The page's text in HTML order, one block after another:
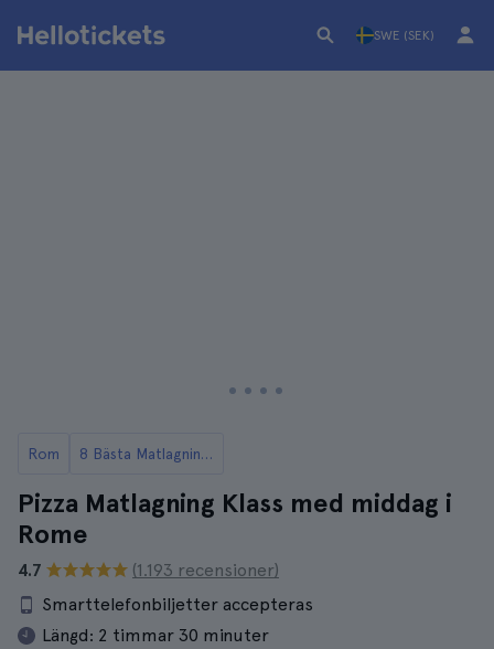
SWE (SEK)
Rom 8 Bästa Matlagningskurserna i Rom
Pizza Matlagning Klass med middag i
Rome
4.7
(1.193 recensioner)
Smarttelefonbiljetter accepteras
Längd: 2 timmar 30 minuter